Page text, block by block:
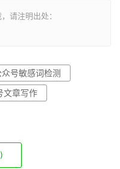
请注明出处：
众号敏感词检测
文章写作